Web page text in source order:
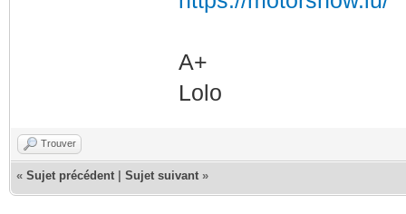
A+
Lolo
Trouver
« Sujet précédent Sujet suivant »